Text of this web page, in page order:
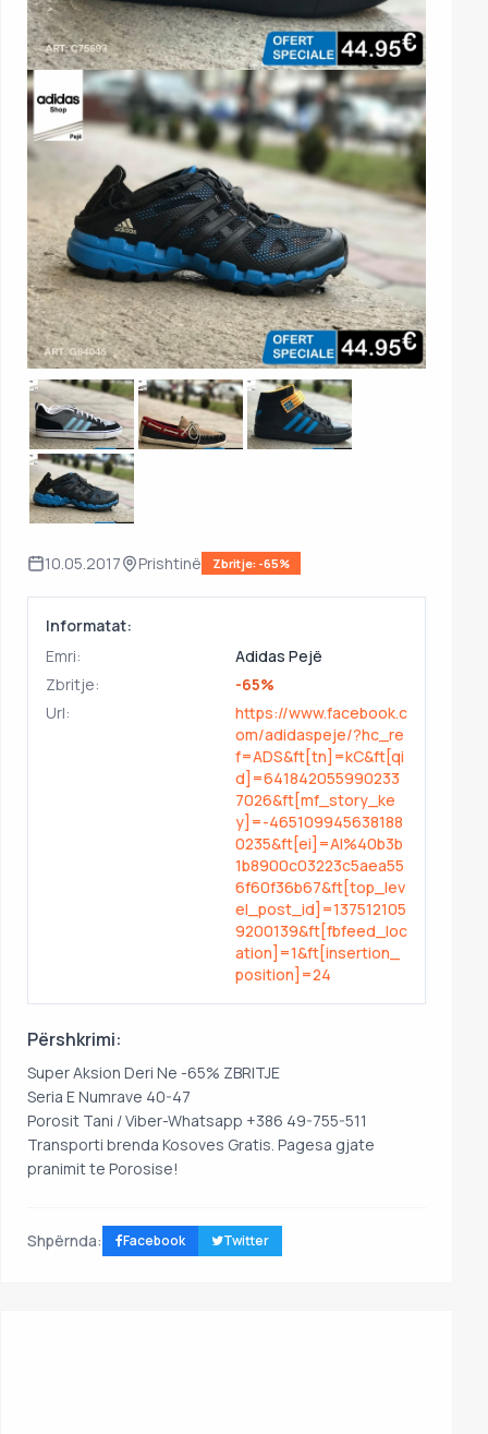
10.05.2017 Prishtinë Zbritje: -65%
Informatat:
Emri:
Adidas Pejë
Zbritje:
-65%
Url:
https://www.facebook.c
om/adidaspeje/?hc_re
f=ADS&ft[tn]=kC&ft[qi
d]=641842055990233
7026&ft[mf_story_ke
y]=-465109945638188
0235&ft[ei]=AI%40b3b
1b8900c03223c5aea55
6f60f36b67&ft[top_lev
el_post_id]=137512105
9200139&ft[fbfeed_loc
ation]=1&ft[insertion_
position]=24
Përshkrimi:
Super Aksion Deri Ne -65% ZBRITJE
Seria E Numrave 40-47
Porosit Tani / Viber-Whatsapp +386 49-755-511
Transporti brenda Kosoves Gratis. Pagesa gjate
pranimit te Porosise!
Shpërnda: Facebook Twitter